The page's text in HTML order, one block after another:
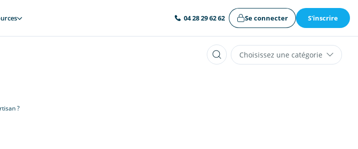
04 28 29 62 62 Se connecter S'inscrire
Choisissez une catégorie
?